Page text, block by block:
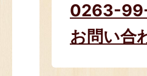
0263-
お問い合